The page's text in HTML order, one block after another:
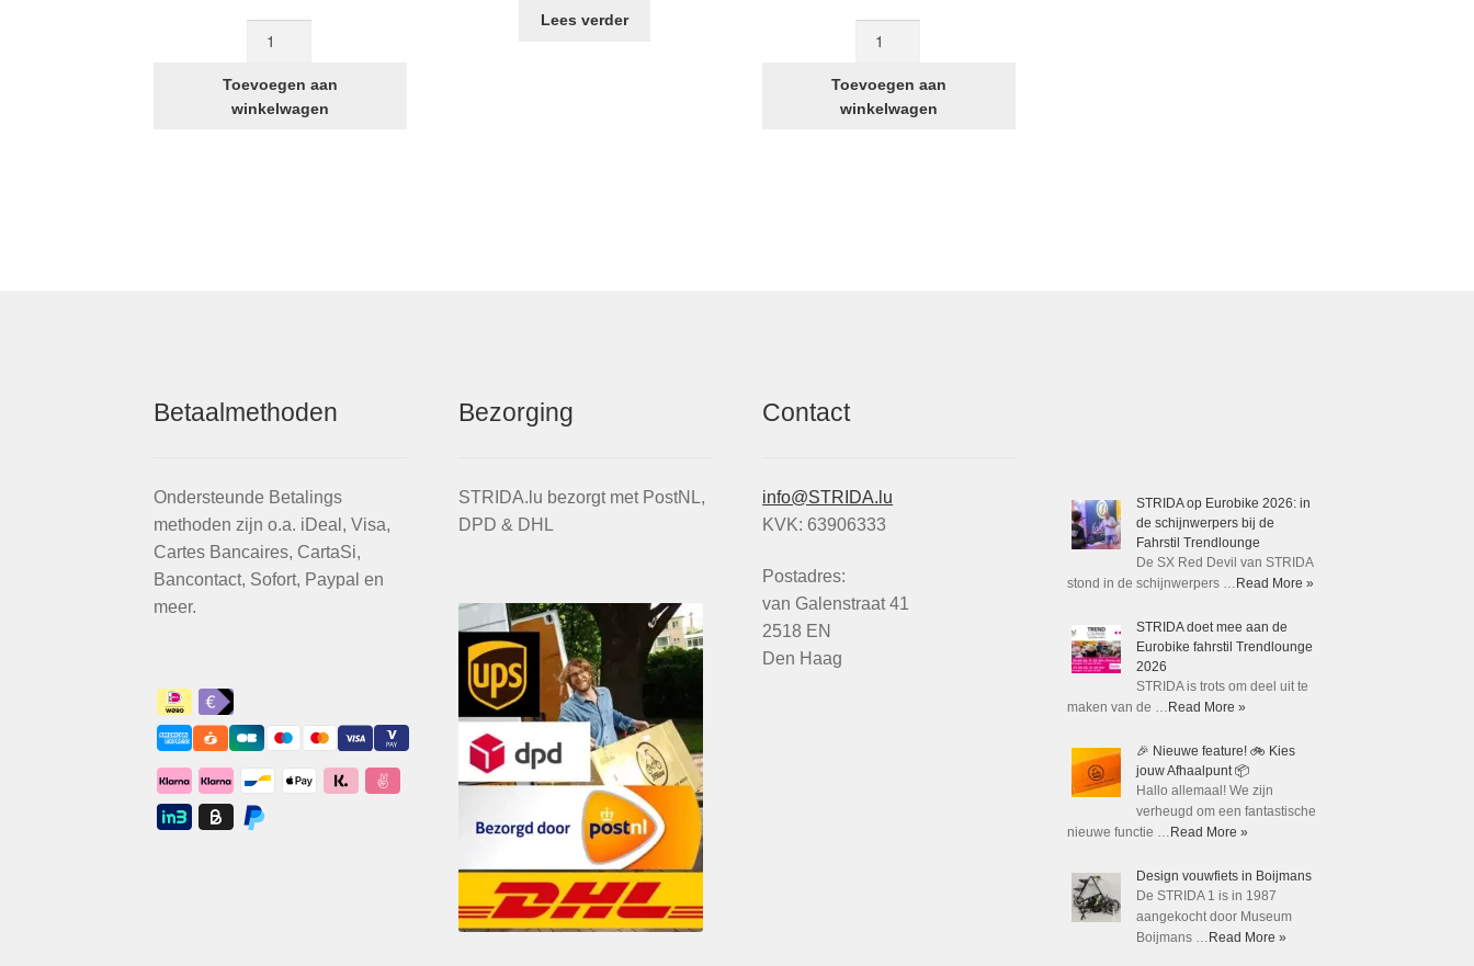
Breder
Stuur
Toevoegen aan
winkelwagen
Lees verder
achtertandwiel
aantal
Toevoegen aan
winkelwagen
Betaalmethoden
Ondersteunde Betalings
methoden zijn o.a. iDeal, Visa,
Cartes Bancaires, CartaSi,
Bancontact, Sofort, Paypal en
meer.
Bezorging
STRIDA.lu bezorgt met PostNL,
DPD & DHL
Contact
info@STRIDA.lu
KVK: 63906333
Postadres:
van Galenstraat 41
2518 EN
Den Haag
STRIDA op Eurobike 2026: in
de schijnwerpers bij de
Fahrstil Trendlounge
De SX Red Devil van STRIDA
stond in de schijnwerpers … Read More »
STRIDA doet mee aan de
Eurobike fahrstil Trendlounge
2026
STRIDA is trots om deel uit te
maken van de … Read More »
🎉 Nieuwe feature! 🚲 Kies
jouw Afhaalpunt 📦
Hallo allemaal! We zijn
verheugd om een fantastische
nieuwe functie … Read More »
Design vouwfiets in Boijmans
De STRIDA 1 is in 1987
aangekocht door Museum
Boijmans … Read More »